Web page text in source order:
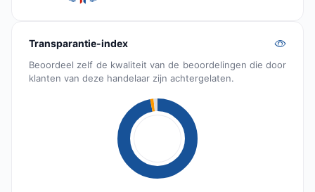
Transparantie-index
Beoordeel zelf de kwaliteit van de beoordelingen die door
klanten van deze handelaar zijn achtergelaten.